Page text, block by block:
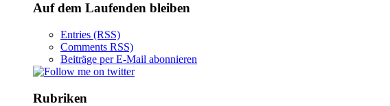
Auf dem Laufenden bleiben
Entries (RSS)
Comments RSS)
Beiträge per E-Mail abonnieren
Rubriken